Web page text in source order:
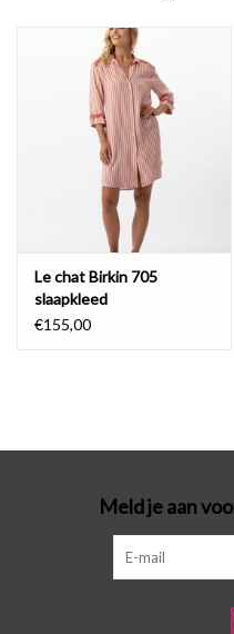
Le chat Birkin 705
slaapkleed
€155,00
Meld je aan